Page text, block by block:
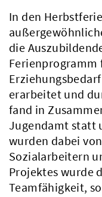
In den
die
erarbeitet und
fand in
Jugendamt statt
wurden dabei
Sozialarbeitern
Projektes wurde
Teamfähigkeit,